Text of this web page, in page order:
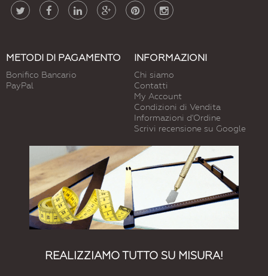
METODI DI PAGAMENTO
Bonifico Bancario
PayPal
INFORMAZIONI
Chi siamo
Contatti
My Account
Condizioni di Vendita
Informazioni d'Ordine
Scrivi recensione su Google
REALIZZIAMO TUTTO SU MISURA!